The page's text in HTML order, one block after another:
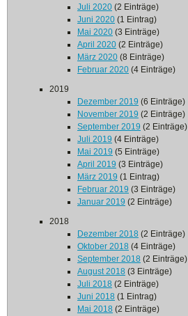
Juli 2020 (2 Einträge)
Juni 2020 (1 Eintrag)
Mai 2020 (3 Einträge)
April 2020 (2 Einträge)
März 2020 (8 Einträge)
Februar 2020 (4 Einträge)
2019
Dezember 2019 (6 Einträge)
November 2019 (2 Einträge)
September 2019 (2 Einträge)
Juli 2019 (4 Einträge)
Mai 2019 (5 Einträge)
April 2019 (3 Einträge)
März 2019 (1 Eintrag)
Februar 2019 (3 Einträge)
Januar 2019 (2 Einträge)
2018
Dezember 2018 (2 Einträge)
Oktober 2018 (4 Einträge)
September 2018 (2 Einträge)
August 2018 (3 Einträge)
Juli 2018 (2 Einträge)
Juni 2018 (1 Eintrag)
Mai 2018 (2 Einträge)